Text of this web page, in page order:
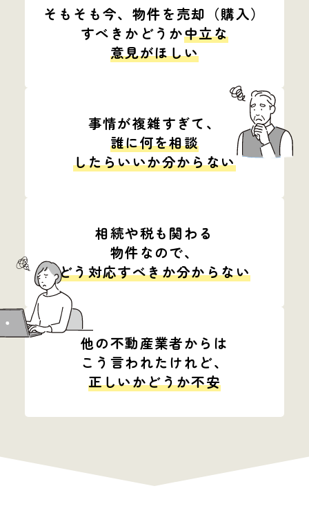
そもそも今、 物件を売却（購入）
すべきかどうか中立な
意見がほしい
事情が複雑すぎて、
誰に何を相談
したらいいか分からない
相続や税も関わる
物件なので、
どう対応すべきか分からない
他の不動産業者からは
こう言われたけれど、
正しいかどうか不安